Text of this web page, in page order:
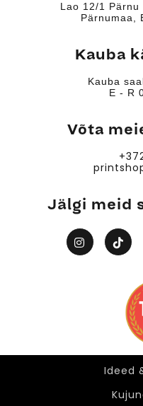
Lao 12/1
Kauba
Kauba
E - R
Võta
Jälgi meid
Ideed
Ideed